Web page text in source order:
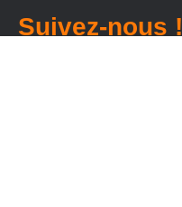
Suivez-nous !